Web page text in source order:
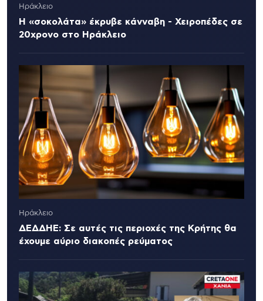
Ηράκλειο
Η «σοκολάτα» έκρυβε κάνναβη - Χειροπέδες σε
20χρονο στο Ηράκλειο
Ηράκλειο
ΔΕΔΔΗΕ: Σε αυτές τις περιοχές της Κρήτης θα
έχουμε αύριο διακοπές ρεύματος